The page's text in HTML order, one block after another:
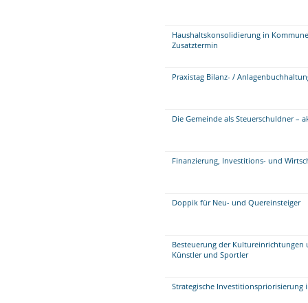
Haushaltskonsolidierung in
Zusatztermin
Praxistag Bilanz- /
Die Gemeinde als Steuerschuldner –
Finanzierung, Investitions- und
Doppik für Neu- und Quereinsteiger
Besteuerung der
Künstler und Sportler
Strategische Investitionspriorisierung